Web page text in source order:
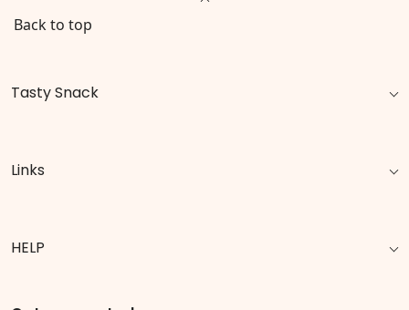
Back to top
Tasty Snack
Links
HELP